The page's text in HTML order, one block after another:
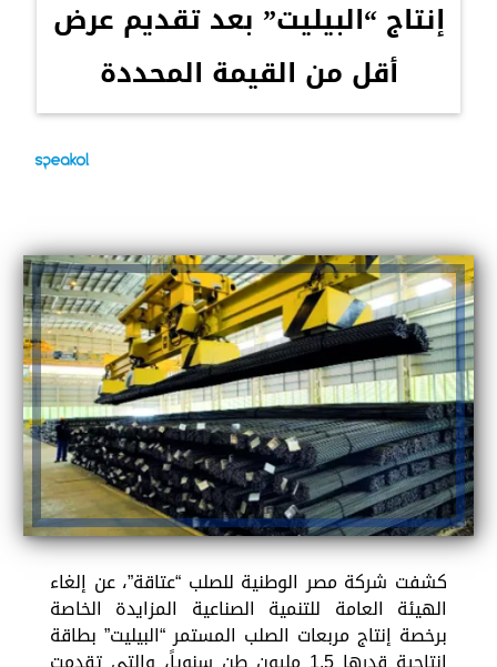
إنتاج “البيليت” بعد تقديم عرض
أقل من القيمة المحددة
كشفت شركة مصر الوطنية للصلب “عتاقة”، عن إلغاء
الهيئة العامة للتنمية الصناعية المزايدة الخاصة
برخصة إنتاج مربعات الصلب المستمر “البيليت” بطاقة